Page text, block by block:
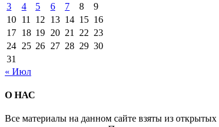
3
4 5 6 7 8
9
10 11 12 13 14 15 16
17 18 19 20 21 22 23
24 25 26 27 28 29 30
31
« Июл
О НАС
Все материалы на данном сайте взяты из